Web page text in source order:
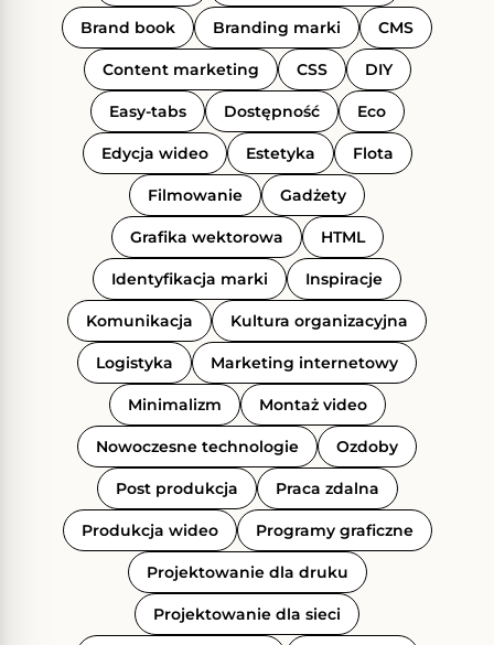
Brand book Branding marki CMS
Content marketing CSS DIY
Easy-tabs Dostępność Eco
Edycja wideo Estetyka Flota
Filmowanie Gadżety
Grafika wektorowa HTML
Identyfikacja marki Inspiracje
Komunikacja Kultura organizacyjna
Logistyka Marketing internetowy
Minimalizm Montaż video
Nowoczesne technologie Ozdoby
Post produkcja Praca zdalna
Produkcja wideo Programy graficzne
Projektowanie dla druku
Projektowanie dla sieci